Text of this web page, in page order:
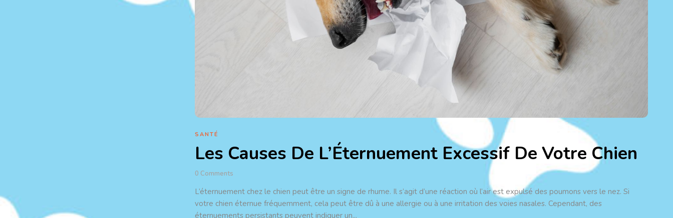
SANTÉ
Les Causes De L’Éternuement Excessif De Votre Chien
0 Comments
L’éternuement chez le chien peut être un signe de rhume. Il s’agit d’une réaction où l’air est expulsé des poumons vers le nez. Si
votre chien éternue fréquemment, cela peut être dû à une allergie ou à une irritation des voies nasales. Cependant, des
éternuements persistants peuvent indiquer un...